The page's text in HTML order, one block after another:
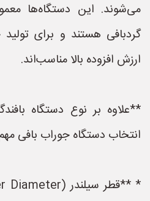
می‌شوند. این دستگاه‌ها
گردبافی هستند و برای
ارزش افزوده بالا مناسب‌اند.
**علاوه بر نوع دستگاه
انتخاب دستگاه جوراب بافی